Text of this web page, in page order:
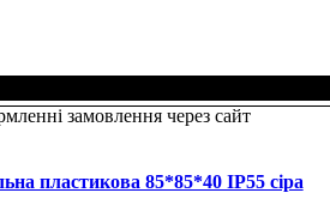
замовлення через сайт
пластикова 85*85*40 IP55 сіра